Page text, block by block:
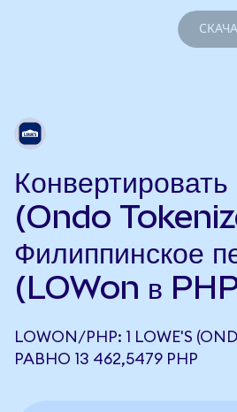
(Ondo
Филиппинское
(LOWon в
LOWON/PHP: 1 LOWE'S
РАВНО 13 462,5479 PHP